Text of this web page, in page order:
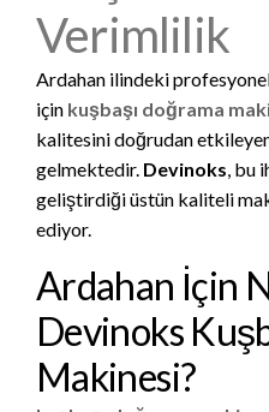
Verimlilik
Ardahan ilindeki
için kuşbaşı doğrama
kalitesini doğrudan
gelmektedir. Devinoks, bu
geliştirdiği üstün kaliteli
ediyor.
Ardahan İçin
Devinoks
Makinesi?